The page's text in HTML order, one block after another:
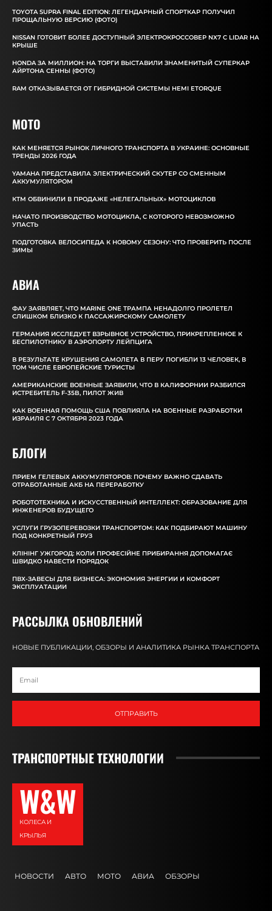
TOYOTA SUPRA FINAL EDITION: ЛЕГЕНДАРНЫЙ СПОРТКАР ПОЛУЧИЛ
ПРОЩАЛЬНУЮ ВЕРСИЮ (ФОТО)
NISSAN ГОТОВИТ БОЛЕЕ ДОСТУПНЫЙ ЭЛЕКТРОКРОССОВЕР NX7 С LIDAR НА
КРЫШЕ
HONDA ЗА МИЛЛИОН: НА ТОРГИ ВЫСТАВИЛИ ЗНАМЕНИТЫЙ СУПЕРКАР
АЙРТОНА СЕННЫ (ФОТО)
RAM ОТКАЗЫВАЕТСЯ ОТ ГИБРИДНОЙ СИСТЕМЫ HEMI ETORQUE
MOTO
КАК МЕНЯЕТСЯ РЫНОК ЛИЧНОГО ТРАНСПОРТА В УКРАИНЕ: ОСНОВНЫЕ
ТРЕНДЫ 2026 ГОДА
YAMAHA ПРЕДСТАВИЛА ЭЛЕКТРИЧЕСКИЙ СКУТЕР СО СМЕННЫМ
АККУМУЛЯТОРОМ
КТМ ОБВИНИЛИ В ПРОДАЖЕ «НЕЛЕГАЛЬНЫХ» МОТОЦИКЛОВ
НАЧАТО ПРОИЗВОДСТВО МОТОЦИКЛА, С КОТОРОГО НЕВОЗМОЖНО
УПАСТЬ
ПОДГОТОВКА ВЕЛОСИПЕДА К НОВОМУ СЕЗОНУ: ЧТО ПРОВЕРИТЬ ПОСЛЕ
ЗИМЫ
АВИА
ФАУ ЗАЯВЛЯЕТ, ЧТО MARINE ONE ТРАМПА НЕНАДОЛГО ПРОЛЕТЕЛ
СЛИШКОМ БЛИЗКО К ПАССАЖИРСКОМУ САМОЛЕТУ
ГЕРМАНИЯ ИССЛЕДУЕТ ВЗРЫВНОЕ УСТРОЙСТВО, ПРИКРЕПЛЕННОЕ К
БЕСПИЛОТНИКУ В АЭРОПОРТУ ЛЕЙПЦИГА
В РЕЗУЛЬТАТЕ КРУШЕНИЯ САМОЛЕТА В ПЕРУ ПОГИБЛИ 13 ЧЕЛОВЕК, В
ТОМ ЧИСЛЕ ЕВРОПЕЙСКИЕ ТУРИСТЫ
АМЕРИКАНСКИЕ ВОЕННЫЕ ЗАЯВИЛИ, ЧТО В КАЛИФОРНИИ РАЗБИЛСЯ
ИСТРЕБИТЕЛЬ F-35B, ПИЛОТ ЖИВ
КАК ВОЕННАЯ ПОМОЩЬ США ПОВЛИЯЛА НА ВОЕННЫЕ РАЗРАБОТКИ
ИЗРАИЛЯ С 7 ОКТЯБРЯ 2023 ГОДА
БЛОГИ
ПРИЕМ ГЕЛЕВЫХ АККУМУЛЯТОРОВ: ПОЧЕМУ ВАЖНО СДАВАТЬ
ОТРАБОТАННЫЕ АКБ НА ПЕРЕРАБОТКУ
РОБОТОТЕХНИКА И ИСКУССТВЕННЫЙ ИНТЕЛЛЕКТ: ОБРАЗОВАНИЕ ДЛЯ
ИНЖЕНЕРОВ БУДУЩЕГО
УСЛУГИ ГРУЗОПЕРЕВОЗКИ ТРАНСПОРТОМ: КАК ПОДБИРАЮТ МАШИНУ
ПОД КОНКРЕТНЫЙ ГРУЗ
КЛІНІНГ УЖГОРОД: КОЛИ ПРОФЕСІЙНЕ ПРИБИРАННЯ ДОПОМАГАЄ
ШВИДКО НАВЕСТИ ПОРЯДОК
ПВХ-ЗАВЕСЫ ДЛЯ БИЗНЕСА: ЭКОНОМИЯ ЭНЕРГИИ И КОМФОРТ
ЭКСПЛУАТАЦИИ
РАССЫЛКА ОБНОВЛЕНИЙ
НОВЫЕ ПУБЛИКАЦИИ, ОБЗОРЫ И АНАЛИТИКА РЫНКА ТРАНСПОРТА
ОТПРАВИТЬ
ТРАНСПОРТНЫЕ ТЕХНОЛОГИИ
W&W
КОЛЕСА И
КРЫЛЬЯ
НОВОСТИ АВТО МОТО АВИА ОБЗОРЫ